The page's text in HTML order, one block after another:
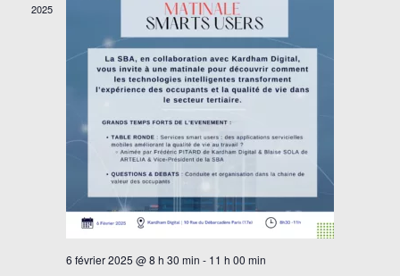
2025
6 février 2025 @ 8 h 30 min - 11 h 00 min